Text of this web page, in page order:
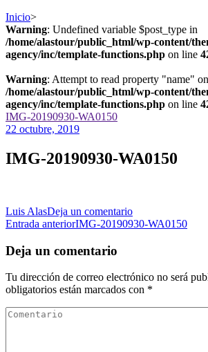
Inicio>
Warning: Undefined variable $post_type in
/home/alastour/public_html/wp-content/
agency/inc/template-functions.php on line
Warning: Attempt to read property "name"
/home/alastour/public_html/wp-content/
agency/inc/template-functions.php on line
IMG-20190930-WA0150
22 octubre, 2019
IMG-20190930-WA0150
Luis AlasDeja un comentarioen
IMG-
Navegación
de
las
entradas
Entrada anteriorIMG-20190930-WA0150
Deja un comentario
Tu dirección de correo electrónico no será
obligatorios están marcados con *
Comentario